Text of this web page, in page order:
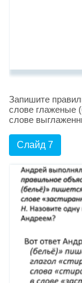
Запишите
слове глаженые
слове
Слайд 7